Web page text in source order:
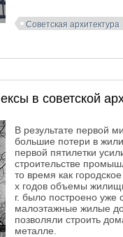
Советская архитектура
в советской
В результате первой
большие потери в
первой пятилетки
строительстве
то время как
х годов объемы
г. было построено
малоэтажные жилые
позволяли строить
металле.